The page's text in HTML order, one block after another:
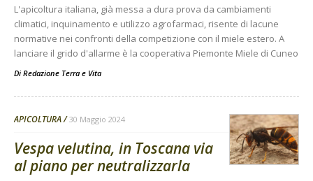
L'apicoltura italiana, già messa a dura prova da cambiamenti
climatici, inquinamento e utilizzo agrofarmaci, risente di lacune
normative nei confronti della competizione con il miele estero. A
lanciare il grido d'allarme è la cooperativa Piemonte Miele di Cuneo
Di Redazione Terra e Vita
APICOLTURA 30 Maggio 2024
Vespa velutina, in Toscana via
al piano per neutralizzarla